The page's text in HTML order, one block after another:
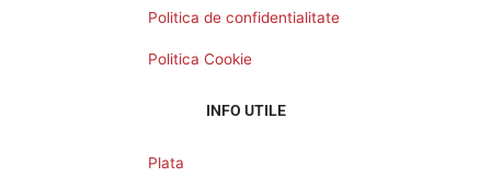
Politica de confidentialitate
Politica Cookie
INFO UTILE
Plata